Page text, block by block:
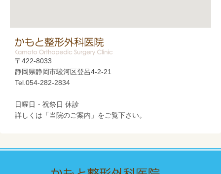
〒422-8033
静岡県静岡市駿河区登呂4-2-21
Tel.054-282-2834
日曜日・祝祭日 休診
詳しくは「当院のご案内」をご覧下さい。